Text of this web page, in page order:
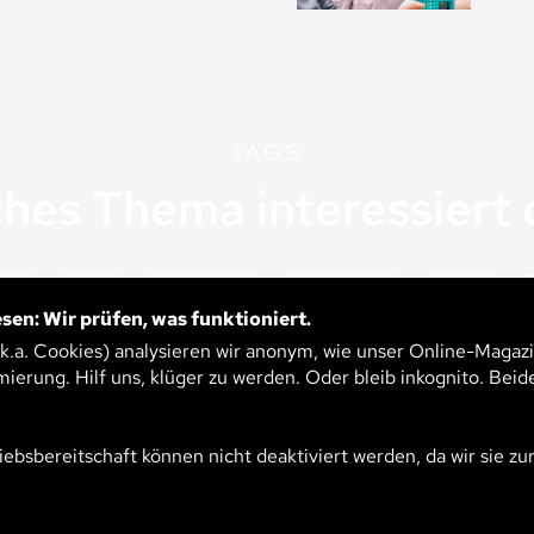
Klima Materialien Wirtschaft
Psyche Arbeit Demokratie Digitalisierung
Wir prüfen, was funktioniert.
Cookies) analysieren wir anonym, wie unser Online-
Hilf uns, klüger zu werden. Oder bleib inkognito.
können nicht deaktiviert werden, da wir sie